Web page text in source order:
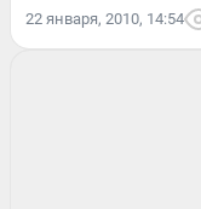
22 января, 2010, 14:54